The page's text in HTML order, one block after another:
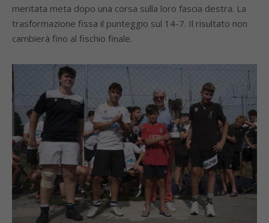
meritata meta dopo una corsa sulla loro fascia destra. La
trasformazione fissa il punteggio sul 14-7. Il risultato non
cambierà fino al fischio finale.